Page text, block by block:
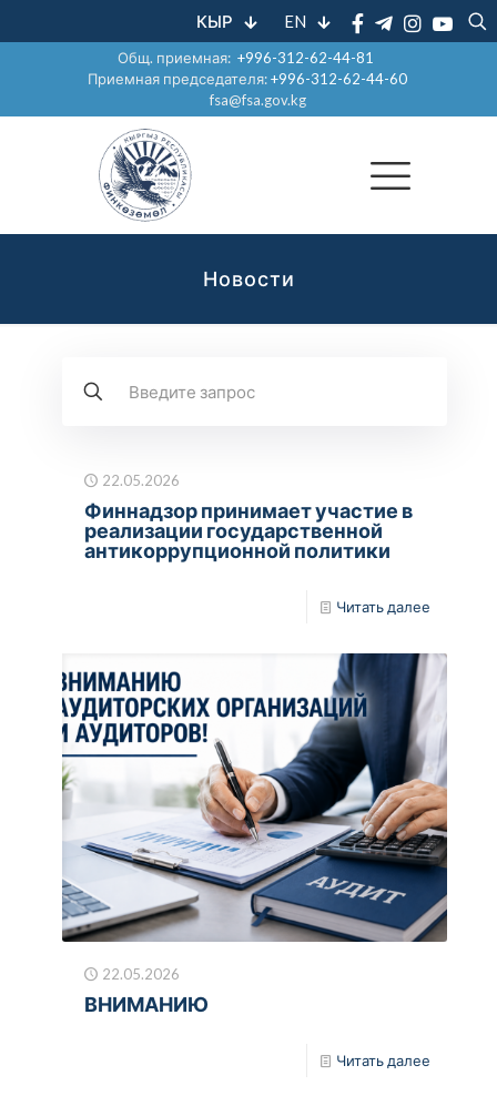
КЫР EN
Общ. приемная:+996-312-62-44-81
Приемная председателя:+996-312-62-44-60
fsa@fsa.gov.kg
Новости
22.05.2026
Финнадзор принимает участие в
реализации государственной
антикоррупционной политики
Читать далее
22.05.2026
ВНИМАНИЮ
Читать далее